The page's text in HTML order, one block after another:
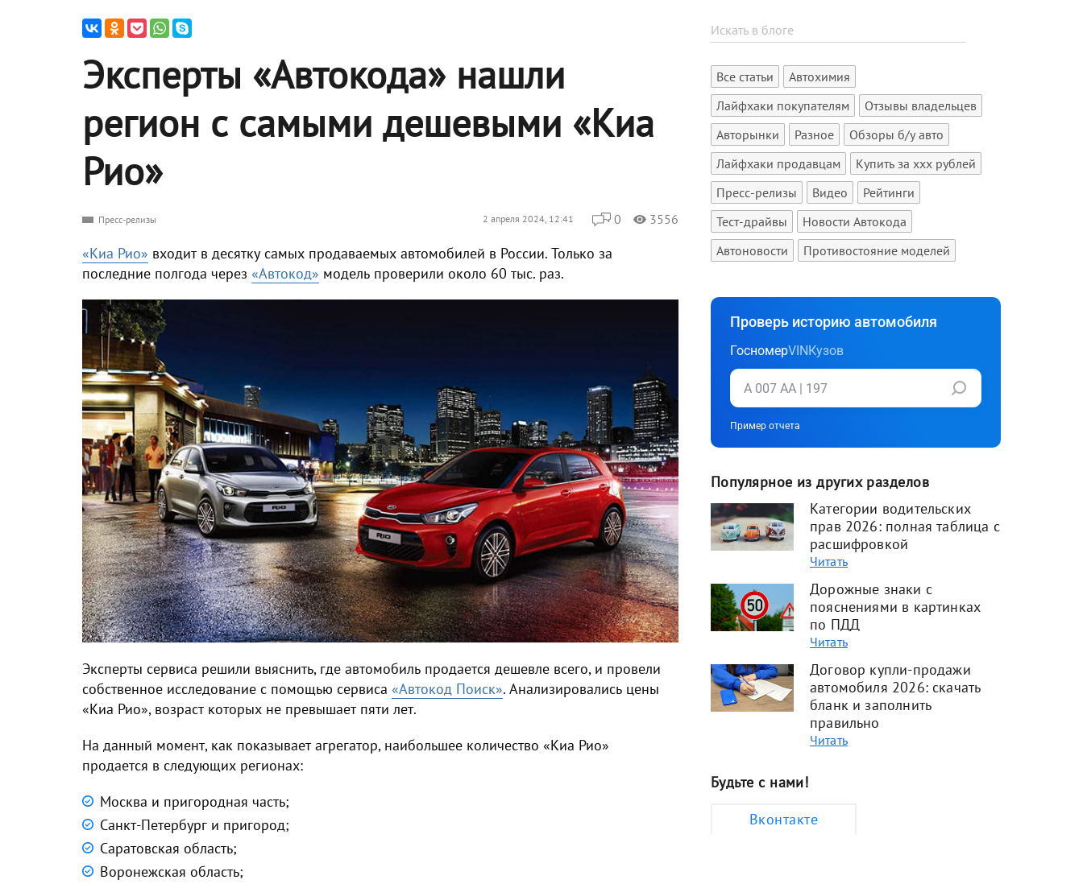
Эксперты «Автокода» нашли
регион с самыми дешевыми «Киа
Рио»
Пресс-релизы 2 апреля 2024, 12:41 0 3556
«Киа Рио» входит в десятку самых продаваемых автомобилей в России. Только за
последние полгода через «Автокод» модель проверили около 60 тыс. раз.
Эксперты сервиса решили выяснить, где автомобиль продается дешевле всего, и провели
собственное исследование с помощью сервиса «Автокод Поиск». Анализировались цены
«Киа Рио», возраст которых не превышает пяти лет.
На данный момент, как показывает агрегатор, наибольшее количество «Киа Рио»
продается в следующих регионах:
Москва и пригородная часть;
Санкт-Петербург и пригород;
Саратовская область;
Воронежская область;
Все статьи
Автохимия
Лайфхаки покупателям
Отзывы владельцев
Авторынки
Разное
Обзоры б/у авто
Лайфхаки продавцам
Купить за xxx рублей
Пресс-релизы
Видео
Рейтинги
Тест-драйвы
Новости Автокода
Автоновости
Противостояние моделей
Проверь историю автомобиля
ГосномерVINКузов
Пример отчета
Популярное из других разделов
Категории водительских
прав 2026: полная таблица с
расшифровкой
Читать
Дорожные знаки с
пояснениями в картинках
по ПДД
Читать
Договор купли-продажи
автомобиля 2026: скачать
бланк и заполнить
правильно
Читать
Будьте с нами!
Вконтакте